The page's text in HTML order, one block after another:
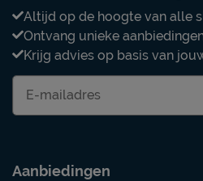
Altijd op de hoogte van alle
Ontvang unieke
Krijg advies op basis van
Aanbiedingen